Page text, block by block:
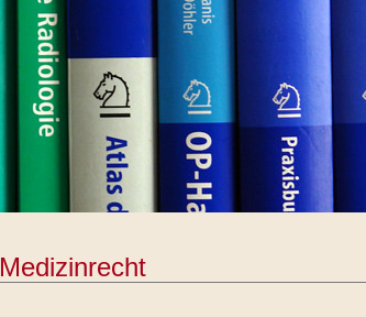
Medizinrecht